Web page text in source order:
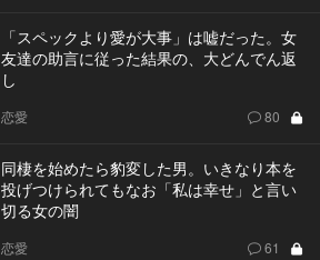
「スペックより愛が大事」は嘘だった。女
友達の助言に従った結果の、大どんでん返
し
恋愛 80
同棲を始めたら豹変した男。いきなり本を
投げつけられてもなお「私は幸せ」と言い
切る女の闇
恋愛 61